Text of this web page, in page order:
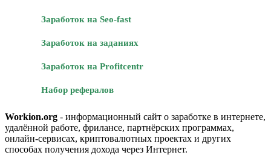
Заработок на Seo-fast
Заработок на заданиях
Заработок на Profitcentr
Набор рефералов
Workion.org - информационный сайт о заработке в интернете,
удалённой работе, фрилансе, партнёрских программах,
онлайн-сервисах, криптовалютных проектах и других
способах получения дохода через Интернет.